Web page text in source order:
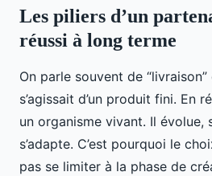
Les piliers d’un
réussi à long terme
On parle souvent de “livraison”
s’agissait d’un produit fini. En
un organisme vivant. Il évolue,
s’adapte. C’est pourquoi le
pas se limiter à la phase de